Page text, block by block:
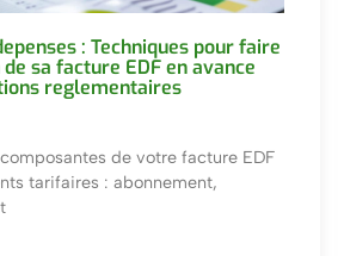
: Techniques pour faire
sa facture EDF en avance
reglementaires
de votre facture EDF
tarifaires : abonnement,